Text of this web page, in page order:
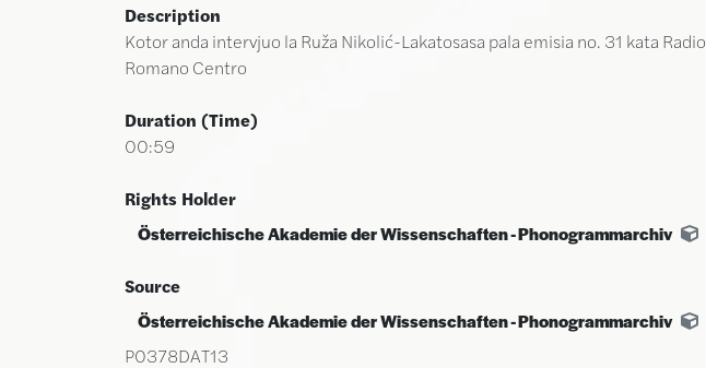
Description
Kotor anda intervjuo la Ruža Nikolić-Lakatosasa pala emisia no. 31 kata Radio
Romano Centro
Duration (time)
00:59
Rights Holder
Österreichische Akademie der Wissenschaften - Phonogrammarchiv
Source
Österreichische Akademie der Wissenschaften - Phonogrammarchiv
P0378DAT13